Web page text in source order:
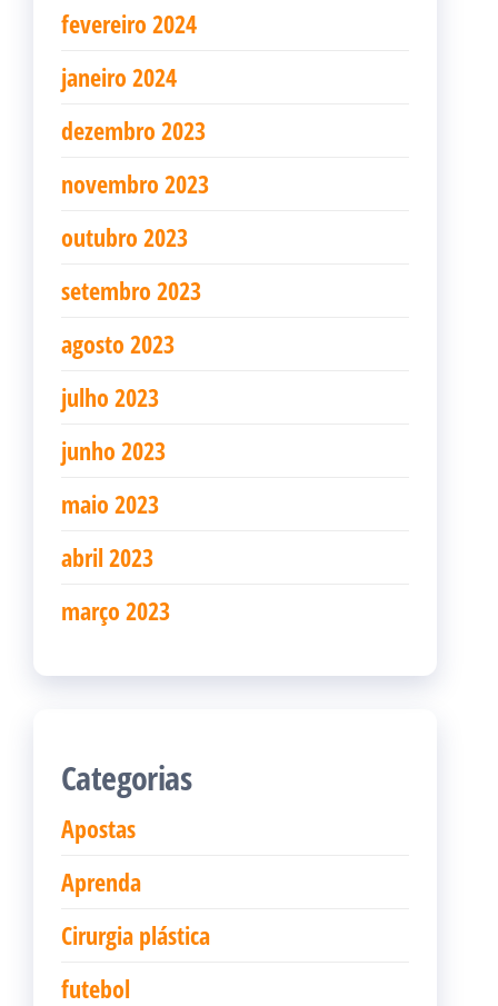
fevereiro 2024
janeiro 2024
dezembro 2023
novembro 2023
outubro 2023
setembro 2023
agosto 2023
julho 2023
junho 2023
maio 2023
abril 2023
março 2023
Categorias
Apostas
Aprenda
Cirurgia plástica
futebol